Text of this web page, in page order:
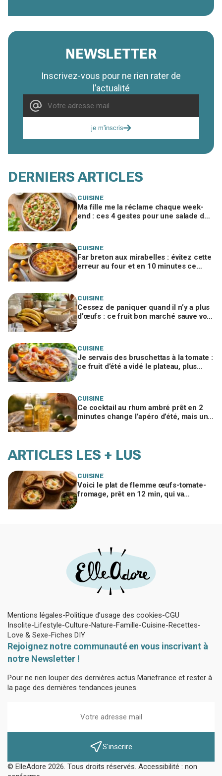
NEWSLETTER
Inscrivez-vous pour ne rien rater de
l’actualité
je m'inscris
DERNIERS ARTICLES
CUISINE
Ma fille me la réclame chaque week-
end : ces 4 gestes pour une salade de
CUISINE
Far breton aux mirabelles : évitez cette
erreur au four et en 10 minutes ce
CUISINE
Cessez de paniquer quand il n’y a plus
d’œufs : ce fruit bon marché sauve vos
CUISINE
Je servais des bruschettas à la tomate :
ce fruit d’été a vidé le plateau, plus
CUISINE
Ce cocktail au rhum ambré prêt en 2
minutes change l’apéro d’été, mais un
ARTICLES LES + LUS
CUISINE
Voici le plat de flemme œufs-tomate-
fromage, prêt en 12 min, qui va
Mentions légales Politique d’usage des cookies CGU
Insolite Lifestyle Culture Nature Famille Cuisine Recettes
Love & Sexe Fiches DIY
Rejoignez notre communauté en vous inscrivant à
notre Newsletter !
Pour ne rien louper des dernières actus Mariefrance et rester à
la page des dernières tendances jeunes.
S'inscrire
© ElleAdore 2026. Tous droits réservés. Accessibilité : non